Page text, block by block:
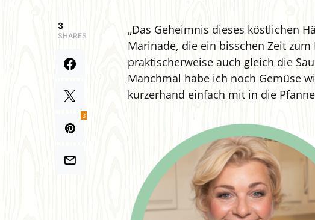
3
SHARES
3
„Das Geheimnis dieses köstlichen
Marinade, die ein bisschen Zeit
praktischerweise auch gleich die
Manchmal habe ich noch Gemüse
kurzerhand einfach mit in die